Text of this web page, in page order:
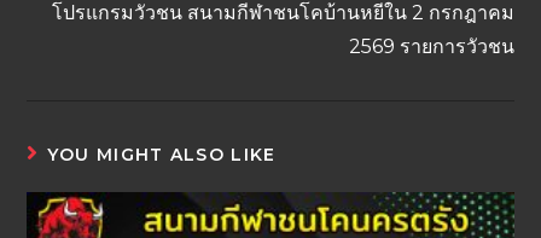
โปรแกรมวัวชน สนามกีฬาชนโคบ้านหยีใน 2 กรกฎาคม
2569 รายการวัวชน
YOU MIGHT ALSO LIKE